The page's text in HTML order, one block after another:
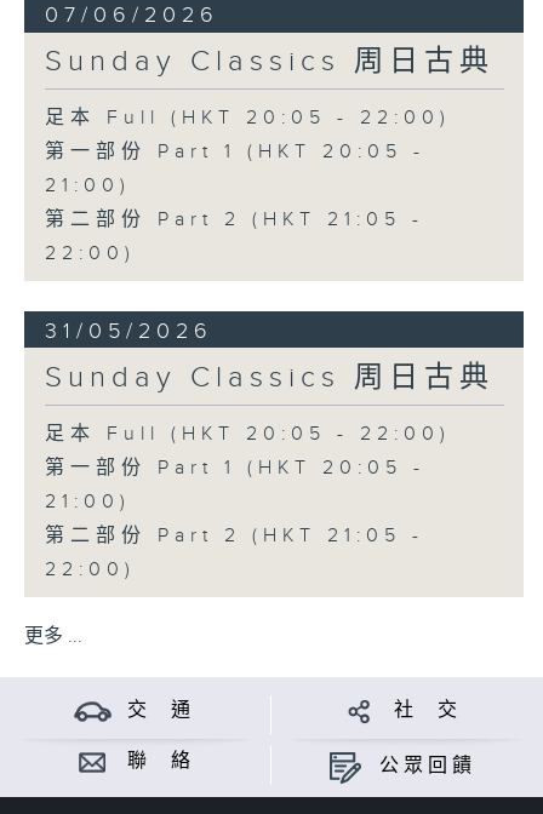
07/06/2026
Sunday Classics 周日古典
足本 Full (HKT 20:05 - 22:00)
第一部份 Part 1 (HKT 20:05 -
21:00)
第二部份 Part 2 (HKT 21:05 -
22:00)
31/05/2026
Sunday Classics 周日古典
足本 Full (HKT 20:05 - 22:00)
第一部份 Part 1 (HKT 20:05 -
21:00)
第二部份 Part 2 (HKT 21:05 -
22:00)
更多 ...
交 通 社 交
聯 絡 公眾回饋